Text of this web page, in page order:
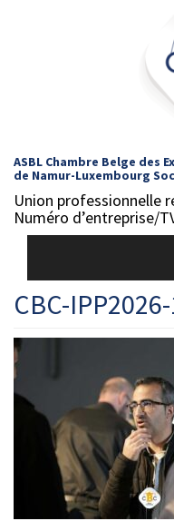
ASBL Chambre Belge des
de Namur-Luxembourg
Union professionnelle
Numéro d’entreprise/
CBC-